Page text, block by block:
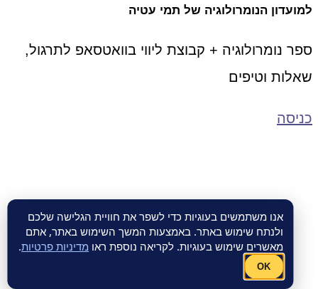
אנו משתמשים בעוגיות כדי לשפר את חוויית הגלישה שלכם
ולנתח שימוש באתר. באמצעות המשך השימוש באתר, אתם
מאשרים שימוש בעוגיות. לקריאה נוספת ראומדיניות פרטיות.
OK
למועדון הנומרולוגיה של תמי עטיה
ספר נומרולוגיה + קבוצת ליווי בוואטסאפ לתרגול,
שאלות וטיפים
כניסה